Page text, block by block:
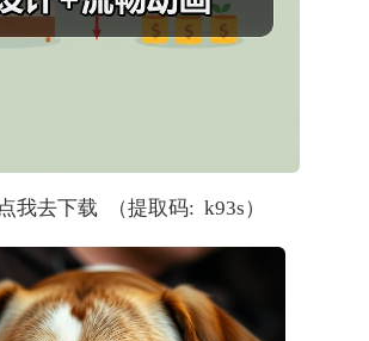
我去下载 （提取码: k93s）